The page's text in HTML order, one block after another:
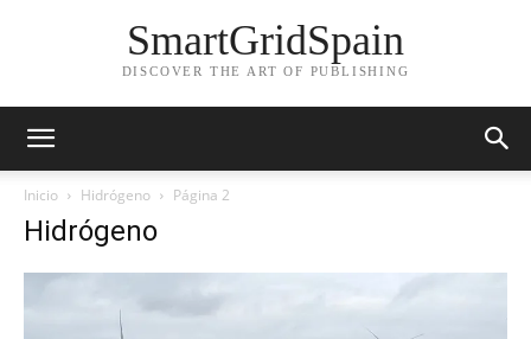
SmartGridSpain
DISCOVER THE ART OF PUBLISHING
Inicio Hidrógeno Página 2
Hidrógeno